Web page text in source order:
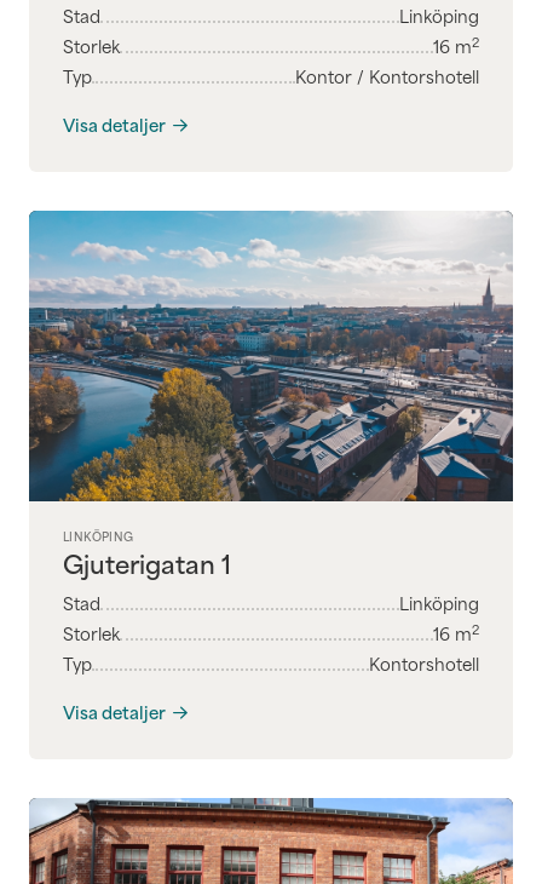
Stad
Linköping
Storlek
16 m2
Typ
Kontor / Kontorshotell
Visa detaljer
LINKÖPING
Gjuterigatan 1
Stad
Linköping
Storlek
16 m2
Typ
Kontorshotell
Visa detaljer